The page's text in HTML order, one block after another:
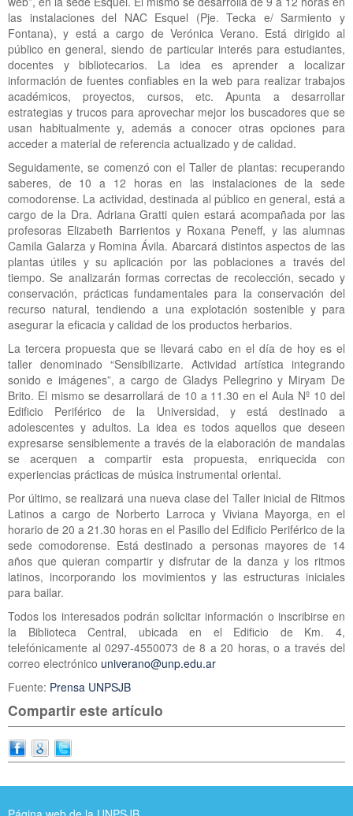
las instalaciones del NAC Esquel (Pje. Tecka e/ Sarmiento y
Fontana), y está a cargo de Verónica Verano. Está dirigido al
público en general, siendo de particular interés para estudiantes,
docentes y bibliotecarios. La idea es aprender a localizar
información de fuentes confiables en la web para realizar trabajos
académicos, proyectos, cursos, etc. Apunta a desarrollar
estrategias y trucos para aprovechar mejor los buscadores que se
usan habitualmente y, además a conocer otras opciones para
acceder a material de referencia actualizado y de calidad.
Seguidamente, se comenzó con el Taller de plantas: recuperando
saberes, de 10 a 12 horas en las instalaciones de la sede
comodorense. La actividad, destinada al público en general, está a
cargo de la Dra. Adriana Gratti quien estará acompañada por las
profesoras Elizabeth Barrientos y Roxana Peneff, y las alumnas
Camila Galarza y Romina Ávila. Abarcará distintos aspectos de las
plantas útiles y su aplicación por las poblaciones a través del
tiempo. Se analizarán formas correctas de recolección, secado y
conservación, prácticas fundamentales para la conservación del
recurso natural, tendiendo a una explotación sostenible y para
asegurar la eficacia y calidad de los productos herbarios.
La tercera propuesta que se llevará cabo en el día de hoy es el
taller denominado “Sensibilizarte. Actividad artística integrando
sonido e imágenes”, a cargo de Gladys Pellegrino y Miryam De
Brito. El mismo se desarrollará de 10 a 11.30 en el Aula Nº 10 del
Edificio Periférico de la Universidad, y está destinado a
adolescentes y adultos. La idea es todos aquellos que deseen
expresarse sensiblemente a través de la elaboración de mandalas
se acerquen a compartir esta propuesta, enriquecida con
experiencias prácticas de música instrumental oriental.
Por último, se realizará una nueva clase del Taller inicial de Ritmos
Latinos a cargo de Norberto Larroca y Viviana Mayorga, en el
horario de 20 a 21.30 horas en el Pasillo del Edificio Periférico de la
sede comodorense. Está destinado a personas mayores de 14
años que quieran compartir y disfrutar de la danza y los ritmos
latinos, incorporando los movimientos y las estructuras iniciales
para bailar.
Todos los interesados podrán solicitar información o inscribirse en
la Biblioteca Central, ubicada en el Edificio de Km. 4,
telefónicamente al 0297-4550073 de 8 a 20 horas, o a través del
correo electrónico univerano@unp.edu.ar
Fuente: Prensa UNPSJB
Compartir este artículo